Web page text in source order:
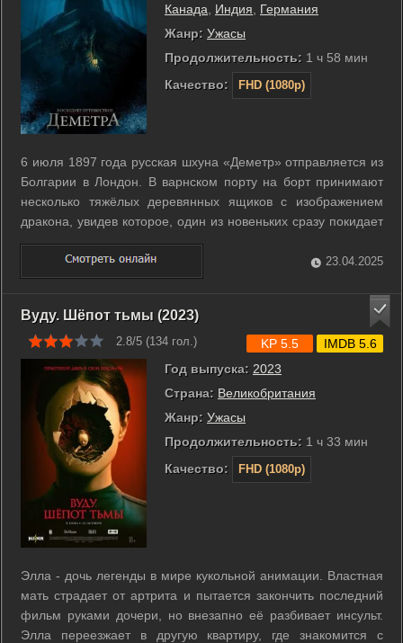
Канада, Индия, Германия
Жанр: Ужасы
Продолжительность: 1 ч 58 мин
Качество:
FHD (1080p)
6 июля 1897 года русская шхуна «Деметр» отправляется из
Болгарии в Лондон. В варнском порту на борт принимают
несколько тяжёлых деревянных ящиков с изображением
дракона, увидев которое, один из новеньких сразу покидает
команду. И не зря - в этом путешествии оставшимся
морякам и взятому взамен ушедшего чернокожему врачу
придётся столкнуться с самим ...
23.04.2025
Вуду. Шёпот тьмы (2023)
2.8/5 (134 гол.)
Год выпуска: 2023
Страна: Великобритания
Жанр: Ужасы
Продолжительность: 1 ч 33 мин
Качество:
FHD (1080p)
KP 5.5 IMDB 5.6
Элла - дочь легенды в мире кукольной анимации. Властная
мать страдает от артрита и пытается закончить последний
фильм руками дочери, но внезапно её разбивает инсульт.
Элла переезжает в другую квартиру, где знакомится с